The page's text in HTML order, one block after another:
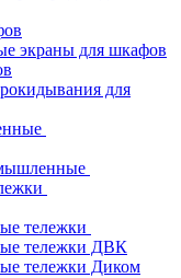
экраны для шкафов
для
тележки
тележки ДВК
тележки Диком